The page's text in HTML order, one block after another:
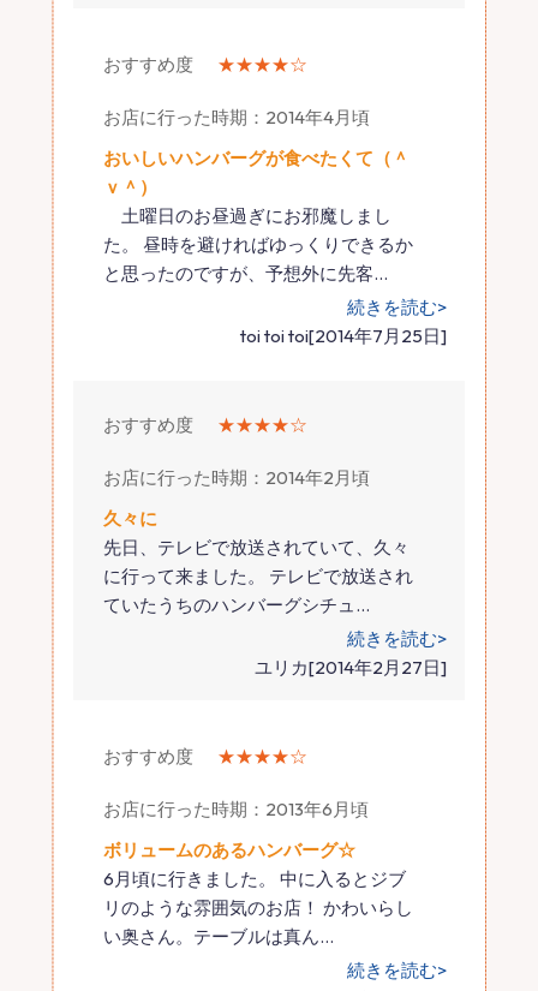
おすすめ度 ★★★★☆
お店に行った時期：2014年4月頃
おいしいハンバーグが食べたくて（＾
ｖ＾）
土曜日のお昼過ぎにお邪魔しまし
た。 昼時を避ければゆっくりできるか
と思ったのですが、予想外に先客…
続きを読む>
toi toi toi[2014年7月25日]
おすすめ度 ★★★★☆
お店に行った時期：2014年2月頃
久々に
先日、テレビで放送されていて、久々
に行って来ました。 テレビで放送され
ていたうちのハンバーグシチュ …
続きを読む>
ユリカ[2014年2月27日]
おすすめ度 ★★★★☆
お店に行った時期：2013年6月頃
ボリュームのあるハンバーグ☆
6月頃に行きました。 中に入るとジブ
リのような雰囲気のお店！ かわいらし
い奥さん。テーブルは真ん…
続きを読む>